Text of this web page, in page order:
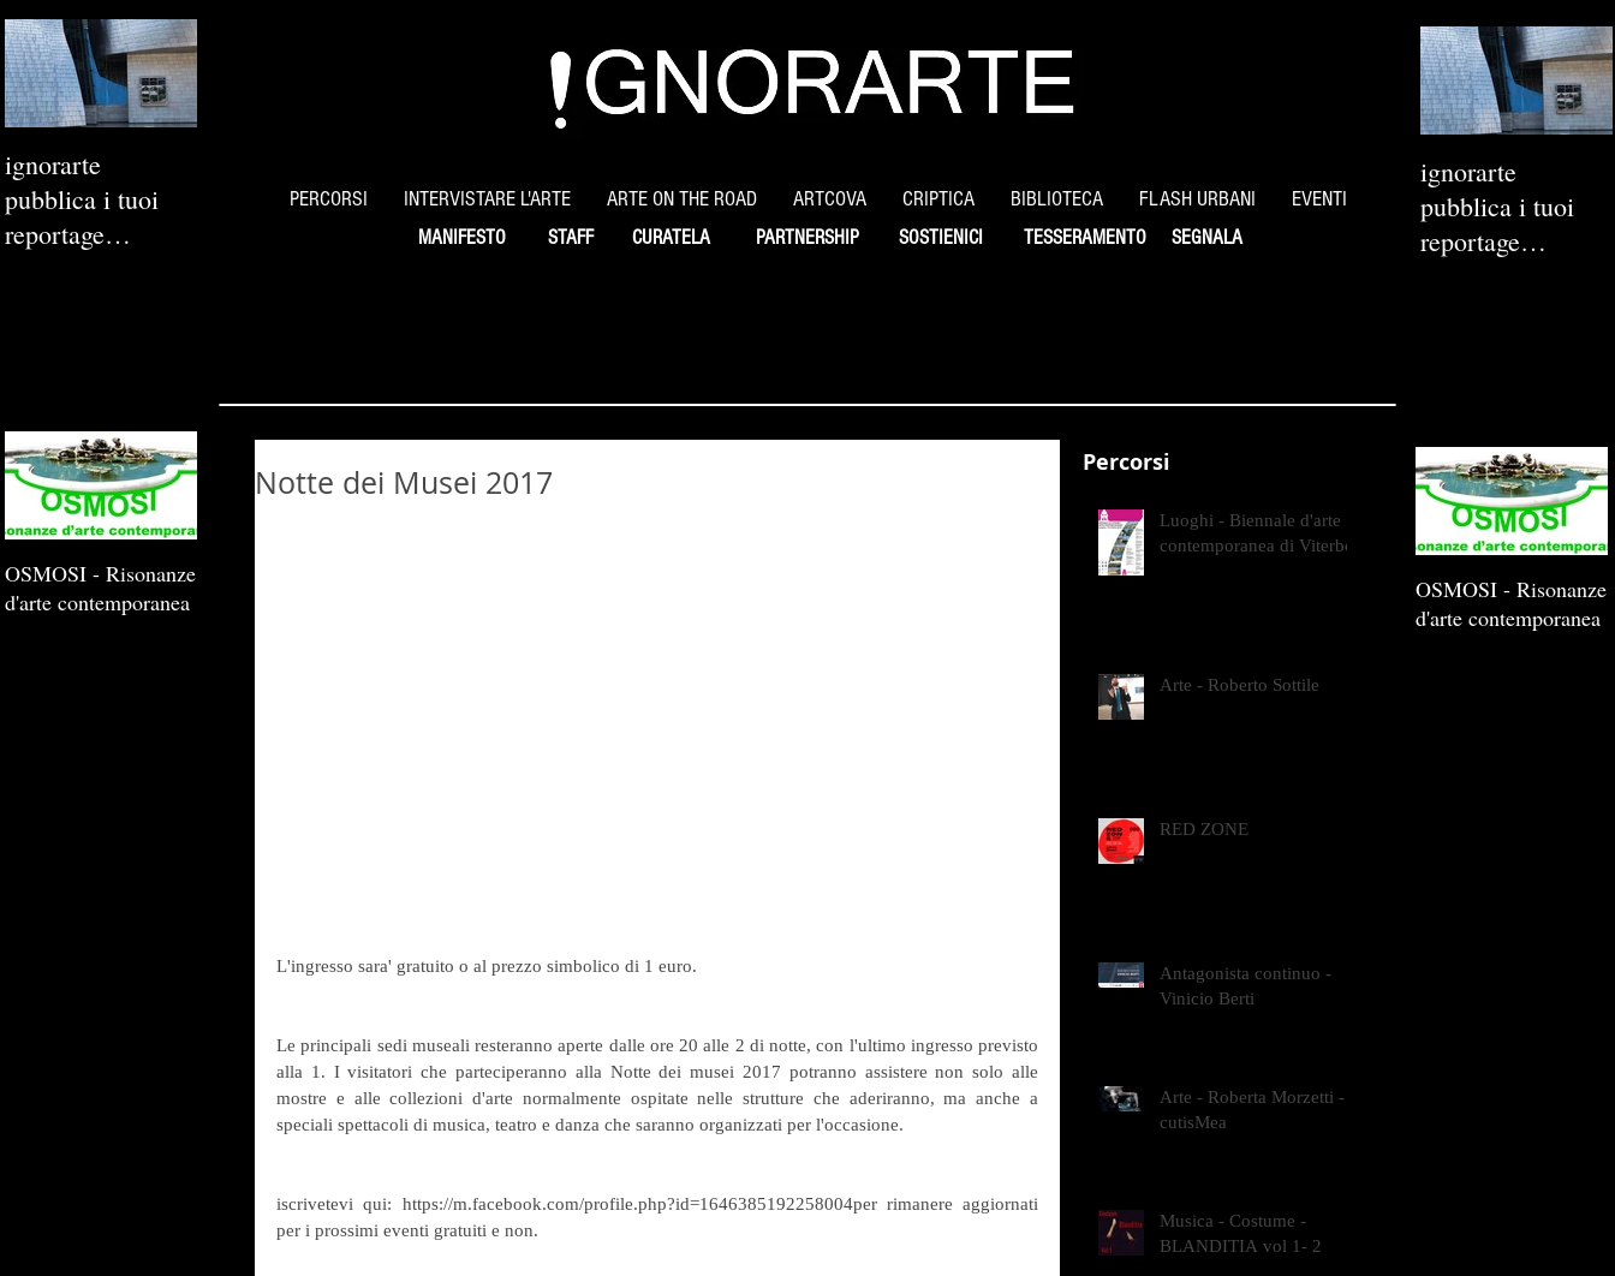
ignorarte
pubblica i tuoi
reportage
PERCORSI INTERVISTARE L'ARTE ARTE ON THE ROAD ARTCOVA CRIPTICA BIBLIOTECA FLASH URBANI EVENTI
MANIFESTO STAFF CURATELA PARTNERSHIP SOSTIENICI SEGNALA
TESSERAMENTO
ignorarte
pubblica i tuoi
reportage
Notte dei Musei 2017
L'ingresso sara' gratuito o al prezzo simbolico di 1 euro.
Le principali sedi museali resteranno aperte dalle ore 20 alle 2 di notte, con l'ultimo ingresso previsto
alla 1. I visitatori che parteciperanno alla Notte dei musei 2017 potranno assistere non solo alle
mostre e alle collezioni d'arte normalmente ospitate nelle strutture che aderiranno, ma anche a
speciali spettacoli di musica, teatro e danza che saranno organizzati per l'occasione.
iscrivetevi qui: https://m.facebook.com/profile.php?id=1646385192258004per rimanere aggiornati
per i prossimi eventi gratuiti e non.
Percorsi
Luoghi - Biennale d'arte
contemporanea di Viterbo
Arte - Roberto Sottile
RED ZONE
Antagonista continuo -
Vinicio Berti
Arte - Roberta Morzetti -
cutisMea
Musica - Costume -
BLANDITIA vol 1- 2
OSMOSI - Risonanze
d'arte contemporanea
OSMOSI - Risonanze
d'arte contemporanea